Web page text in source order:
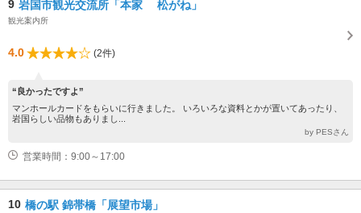
9 岩国市観光交流所「本家 松がね」
観光案内所
4.0 (2件)
“良かったですよ”
マンホールカードをもらいに行きました。 いろいろな資料とかが置いてあったり、
岩国らしい品物もありまし...
by PESさん
営業時間：9:00～17:00
10 橋の駅 錦帯橋「展望市場」